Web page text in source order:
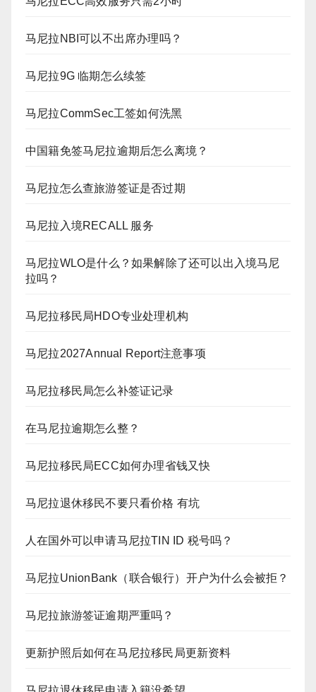
马尼拉NBI可以不出席办理吗？
马尼拉9G 临期怎么续签
马尼拉CommSec工签如何洗黑
中国籍免签马尼拉逾期后怎么离境？
马尼拉怎么查旅游签证是否过期
马尼拉入境RECALL 服务
马尼拉WLO是什么？如果解除了还可以出入境马尼
拉吗？
马尼拉移民局HDO专业处理机构
马尼拉2027Annual Report注意事项
马尼拉移民局怎么补签证记录
在马尼拉逾期怎么整？
马尼拉移民局ECC如何办理省钱又快
马尼拉退休移民不要只看价格 有坑
人在国外可以申请马尼拉TIN ID 税号吗？
马尼拉UnionBank（联合银行）开户为什么会被拒？
马尼拉旅游签证逾期严重吗？
更新护照后如何在马尼拉移民局更新资料